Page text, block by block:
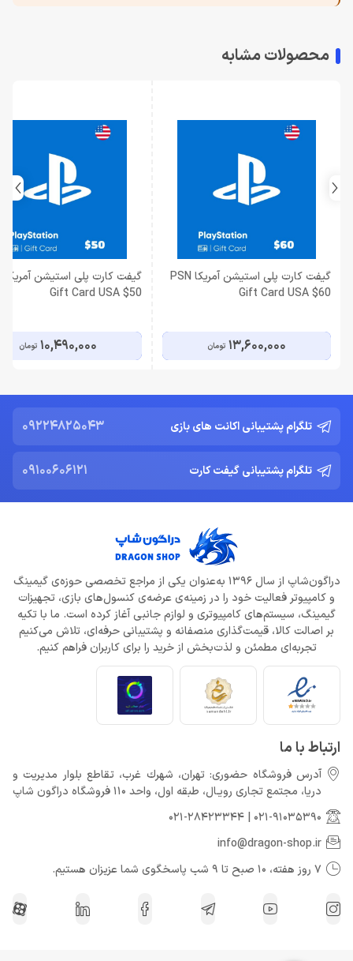
محصولات مشابه
گیفت کارت پلی استیشن آمریکا PSN
Gift Card USA $60
13,600,000 تومان
Gift Card USA $50
10,490,000 تومان
تلگرام پشتیبانی اکانت های بازی 09224825043
تلگرام پشتیبانی گیفت کارت 09100606121
دراگون‌شاپ از سال 1396 به‌عنوان یکی از مراجع تخصصی حوزه‌ی گیمینگ
و کامپیوتر فعالیت خود را در زمینه‌ی عرضه‌ی کنسول‌های بازی، تجهیزات
گیمینگ، سیستم‌های کامپیوتری و لوازم جانبی آغاز کرده است. ما با تکیه
بر اصالت کالا، قیمت‌گذاری منصفانه و پشتیبانی حرفه‌ای، تلاش می‌کنیم
تجربه‌ای مطمئن و لذت‌بخش از خرید را برای کاربران فراهم کنیم.
ارتباط با ما
آدرس فروشگاه حضوری: تهران، شهرك غرب، تقاطع بلوار مدیریت و
دريا، مجتمع تجارى رويـال، طبقه اول، واحد 110 فروشگاه دراگون شاپ
021-91035390
021-28423344
info@dragon-shop.ir
7 روز هفته، 10 صبح تا 9 شب پاسخگوی شما عزیزان هستیم.